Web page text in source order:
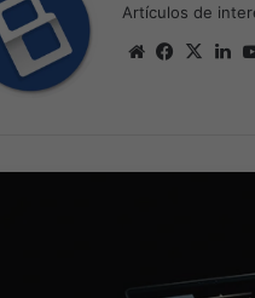
Artículos de
Sitio
X